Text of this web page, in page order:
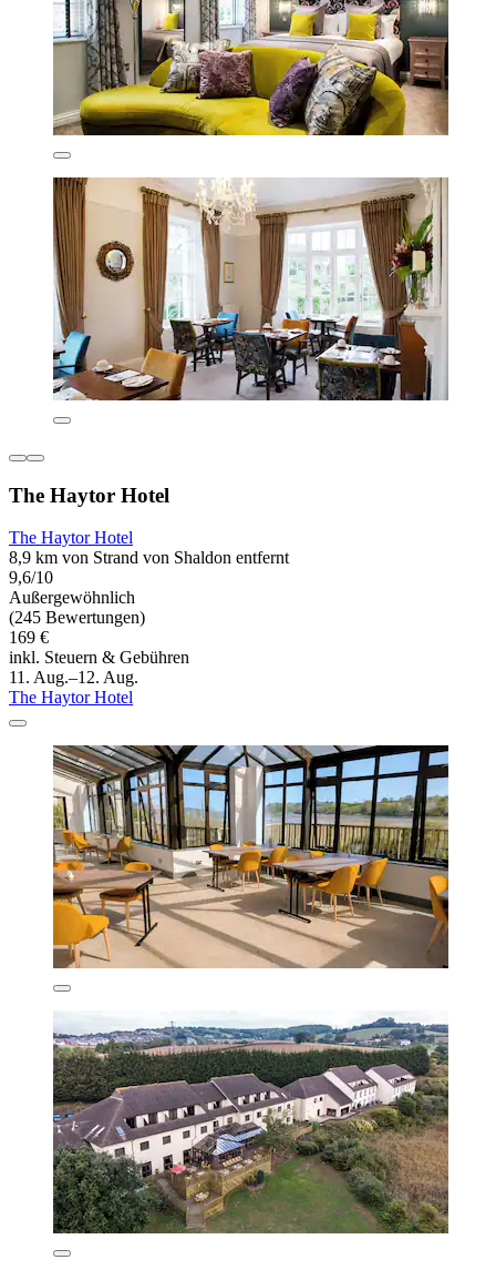
The Haytor Hotel
The Haytor Hotel
8,9 km von Strand von Shaldon entfernt
9,6/10
Außergewöhnlich
(245 Bewertungen)
169 €
inkl. Steuern & Gebühren
11. Aug.–12. Aug.
The Haytor Hotel